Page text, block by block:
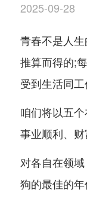
2025-09-28
青春不是人
推算而得的;
受到生活同
咱们将以五
事业顺利、
对各自在领
狗的最佳的